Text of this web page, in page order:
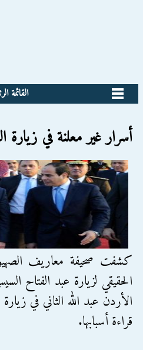
القائمة
أسرار غير معلنة في
كشفت صحيفة معاريف
الحقيقي لزيارة عبد الفتاح
الأردن عبد الله الثاني في
قراءة أسبابها.